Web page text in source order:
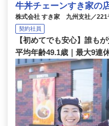
牛丼チェーンすき家の
株式会社 すき家 九州支社／221
契約社員
【初めてでも安心】誰も
平均年齢49.1歳｜最大9連